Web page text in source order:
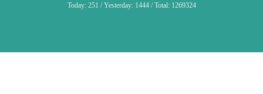
Today: 251 / Yesterday: 1444/ Total: 1269324